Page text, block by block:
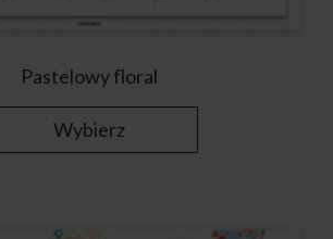
Pastelowy floral
Wybierz